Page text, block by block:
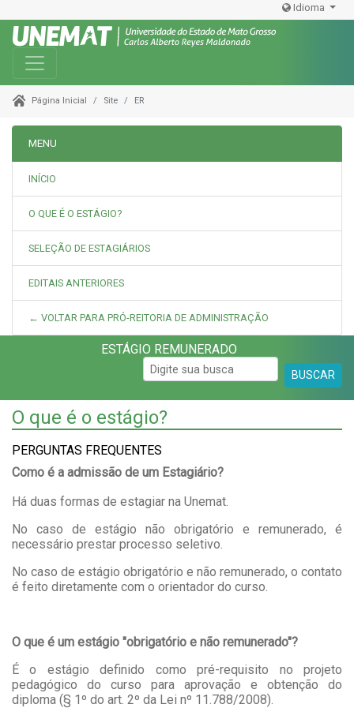
Idioma
Toggle navigation
Página Inicial Site ER
MENU
INÍCIO
O QUE É O ESTÁGIO?
SELEÇÃO DE ESTAGIÁRIOS
EDITAIS ANTERIORES
← VOLTAR PARA PRÓ-REITORIA DE ADMINISTRAÇÃO
ESTÁGIO REMUNERADO
BUSCAR
O que é o estágio?
PERGUNTAS FREQUENTES
Como é a admissão de um Estagiário?
Há duas formas de estagiar na Unemat.
No caso de estágio não obrigatório e remunerado, é
necessário prestar processo seletivo.
No caso de estágio obrigatório e não remunerado, o contato
é feito diretamente com o orientador do curso.
O que é um estágio "obrigatório e não remunerado"?
É o estágio definido como pré-requisito no projeto
pedagógico do curso para aprovação e obtenção do
diploma (§ 1º do art. 2º da Lei nº 11.788/2008).